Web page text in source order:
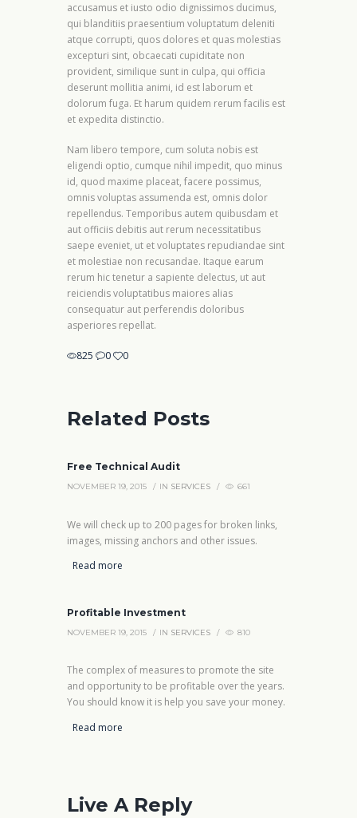
accusamus et iusto odio dignissimos ducimus,
qui blanditiis praesentium voluptatum deleniti
atque corrupti, quos dolores et quas molestias
excepturi sint, obcaecati cupiditate non
provident, similique sunt in culpa, qui officia
deserunt mollitia animi, id est laborum et
dolorum fuga. Et harum quidem rerum facilis est
et expedita distinctio.
Nam libero tempore, cum soluta nobis est
eligendi optio, cumque nihil impedit, quo minus
id, quod maxime placeat, facere possimus,
omnis voluptas assumenda est, omnis dolor
repellendus. Temporibus autem quibusdam et
aut officiis debitis aut rerum necessitatibus
saepe eveniet, ut et voluptates repudiandae sint
et molestiae non recusandae. Itaque earum
rerum hic tenetur a sapiente delectus, ut aut
reiciendis voluptatibus maiores alias
consequatur aut perferendis doloribus
asperiores repellat.
825 0 0
Related Posts
Free Technical Audit
NOVEMBER 19, 2015 IN SERVICES 661
We will check up to 200 pages for broken links,
images, missing anchors and other issues.
Read more
Profitable Investment
NOVEMBER 19, 2015 IN SERVICES 810
The complex of measures to promote the site
and opportunity to be profitable over the years.
You should know it is help you save your money.
Read more
Live A Reply